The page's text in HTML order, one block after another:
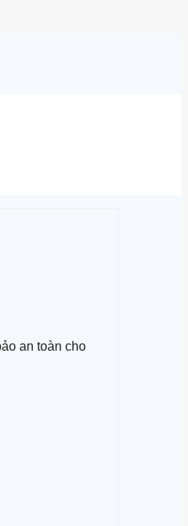
an toàn cho